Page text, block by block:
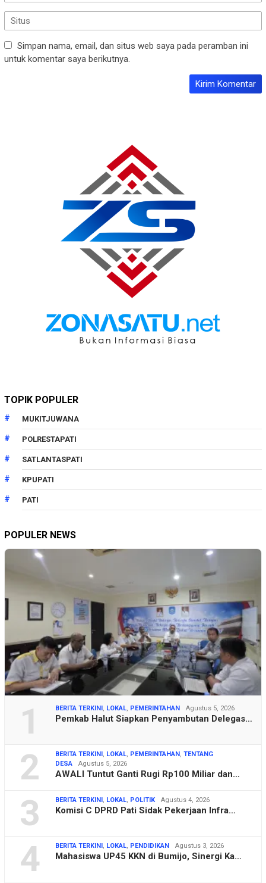
Simpan nama, email, dan situs web saya pada peramban ini
untuk komentar saya berikutnya.
TOPIK POPULER
MUKITJUWANA
POLRESTAPATI
SATLANTASPATI
KPUPATI
PATI
POPULER NEWS
1 BERITA TERKINI , LOKAL, PEMERINTAHAN Agustus 5, 2026
Pemkab Halut Siapkan Penyambutan Delegas…
2 BERITA TERKINI , LOKAL, PEMERINTAHAN , TENTANG
DESA
Agustus 5, 2026
AWALI Tuntut Ganti Rugi Rp100 Miliar dan…
3 BERITA TERKINI , LOKAL, POLITIK Agustus 4, 2026
Komisi C DPRD Pati Sidak Pekerjaan Infra…
4 BERITA TERKINI , LOKAL, PENDIDIKAN Agustus 3, 2026
Mahasiswa UP45 KKN di Bumijo, Sinergi Ka…